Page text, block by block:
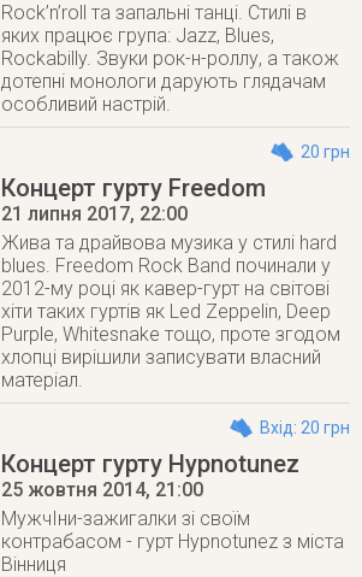
Rock’n’roll та запальні танці. Стилі в
яких працює група: Jazz, Blues,
Rockabilly. Звуки рок-н-роллу, а також
дотепні монологи дарують глядачам
особливий настрій.
20 грн
Концерт гурту Freedom
21 липня 2017, 22:00
Жива та драйвова музика у стилі hard
blues. Freedom Rock Band починали у
2012-му році як кавер-гурт на світові
хіти таких гуртів як Led Zeppelin, Deep
Purple, Whitesnake тощо, проте згодом
хлопці вирішили записувати власний
матеріал.
Вхід: 20 грн
Концерт гурту Hypnotunez
25 жовтня 2014, 21:00
МужчІни-зажигалки зі своїм
контрабасом - гурт Hypnotunez з міста
Вінниця